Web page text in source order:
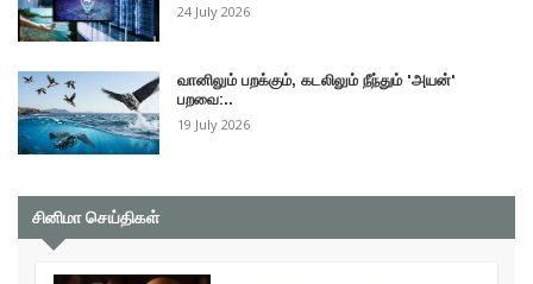
24 July 2026
வானிலும் பறக்கும், கடலிலும் நீந்தும் 'அயன்'
பறவை:..
19 July 2026
சினிமா செய்திகள்